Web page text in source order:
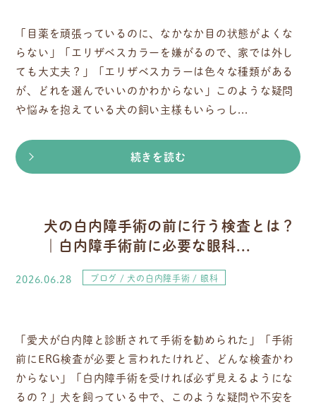
「目薬を頑張っているのに、なかなか目の状態がよくな
らない」「エリザベスカラーを嫌がるので、家では外し
ても大丈夫？」「エリザベスカラーは色々な種類がある
が、どれを選んでいいのかわからない」このような疑問
や悩みを抱えている犬の飼い主様もいらっし...
続きを読む
犬の白内障手術の前に行う検査とは？
｜白内障手術前に必要な眼科...
2026.06.28 ブログ 犬の白内障手術 眼科
「愛犬が白内障と診断されて手術を勧められた」「手術
前にERG検査が必要と言われたけれど、どんな検査かわ
からない」「白内障手術を受ければ必ず見えるようにな
るの？」犬を飼っている中で、このような疑問や不安を